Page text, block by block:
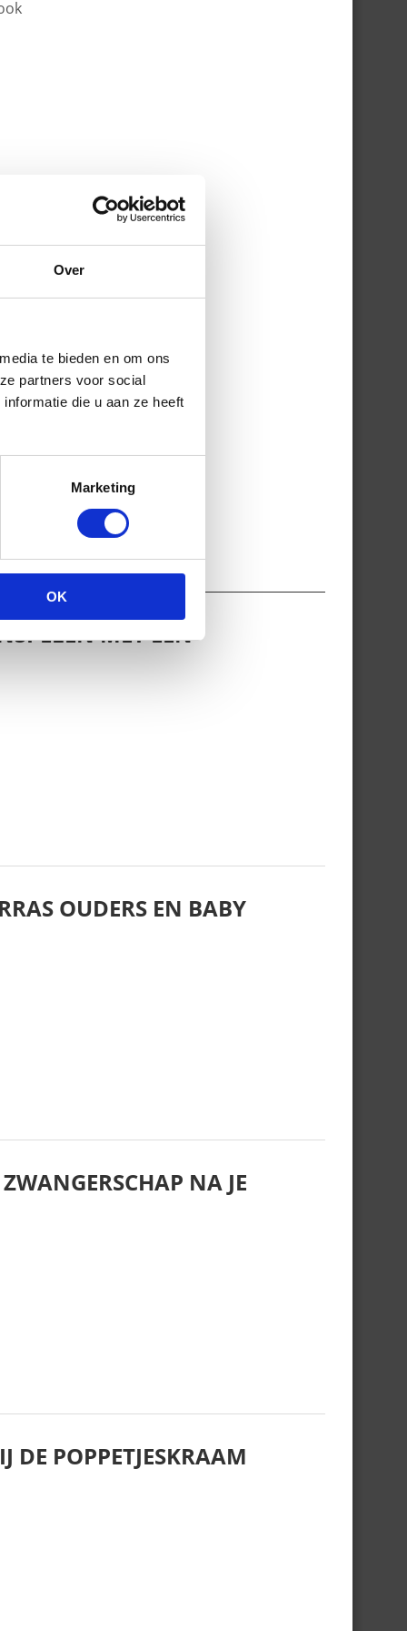
Over
te bieden en om ons
partners voor social
die u aan ze heeft
Marketing
OK
MET EEN
OUDERS EN BABY
NA JE
DE POPPETJESKRAAM